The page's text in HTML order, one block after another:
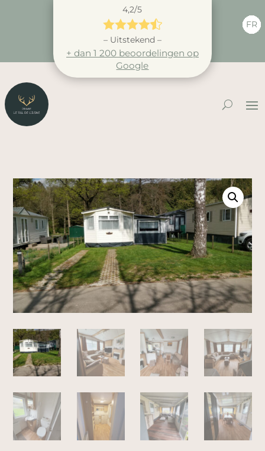
4,2/5

– Uitstekend –
+ dan 1 200 beoordelingen op
Google
FR